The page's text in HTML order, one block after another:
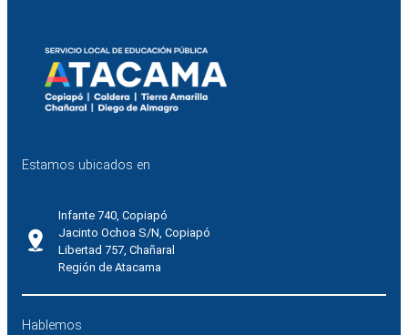
Estamos ubicados en
Infante 740, Copiapó
Jacinto Ochoa S/N, Copiapó
Libertad 757, Chañaral
Región de Atacama
Hablemos